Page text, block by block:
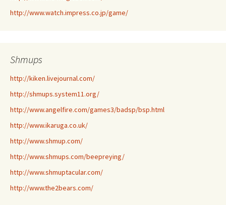
http://www.watch.impress.co.jp/game/
Shmups
http://kiken.livejournal.com/
http://shmups.system11.org/
http://www.angelfire.com/games3/badsp/bsp.html
http://www.ikaruga.co.uk/
http://www.shmup.com/
http://www.shmups.com/beepreying/
http://www.shmuptacular.com/
http://www.the2bears.com/